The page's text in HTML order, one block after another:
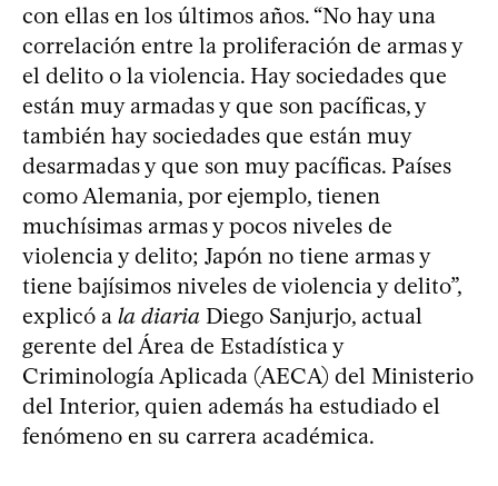
con ellas en los últimos años. “No hay una
correlación entre la proliferación de armas y
el delito o la violencia. Hay sociedades que
están muy armadas y que son pacíficas, y
también hay sociedades que están muy
desarmadas y que son muy pacíficas. Países
como Alemania, por ejemplo, tienen
muchísimas armas y pocos niveles de
violencia y delito; Japón no tiene armas y
tiene bajísimos niveles de violencia y delito”,
explicó a la diaria Diego Sanjurjo, actual
gerente del Área de Estadística y
Criminología Aplicada (AECA) del Ministerio
del Interior, quien además ha estudiado el
fenómeno en su carrera académica.